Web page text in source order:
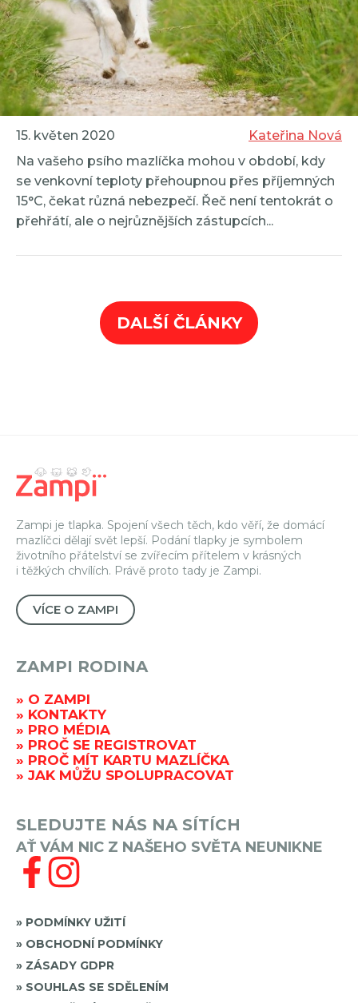
15. květen 2020
Kateřina Nová
Na vašeho psího mazlíčka mohou v období, kdy
se venkovní teploty přehoupnou přes příjemných
15°C, čekat různá nebezpečí. Řeč není tentokrát o
přehřátí, ale o nejrůznějších zástupcích...
DALŠÍ ČLÁNKY
Zampi je tlapka. Spojení všech těch, kdo věří, že domácí
mazlíčci dělají svět lepší. Podání tlapky je symbolem
životního přátelství se zvířecím přítelem v krásných
i těžkých chvílích. Právě proto tady je Zampi.
VÍCE O ZAMPI
ZAMPI RODINA
O ZAMPI
KONTAKTY
PRO MÉDIA
PROČ SE REGISTROVAT
PROČ MÍT KARTU MAZLÍČKA
JAK MŮŽU SPOLUPRACOVAT
SLEDUJTE NÁS NA SÍTÍCH
AŤ VÁM NIC Z NAŠEHO SVĚTA NEUNIKNE
PODMÍNKY UŽITÍ
OBCHODNÍ PODMÍNKY
ZÁSADY GDPR
SOUHLAS SE SDĚLENÍM